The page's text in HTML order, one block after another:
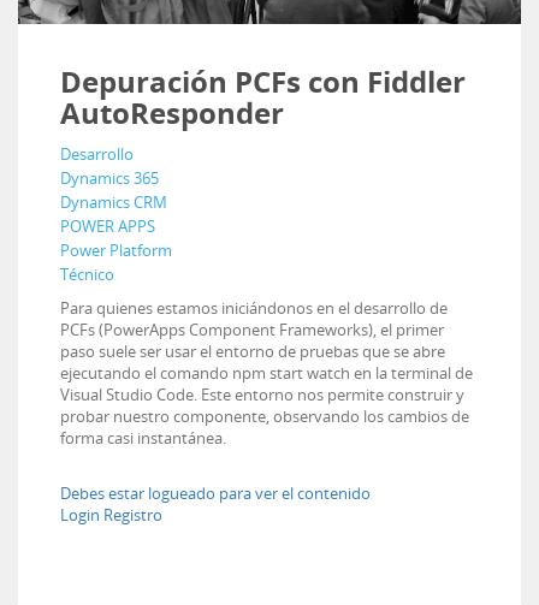
Depuración PCFs con Fiddler
AutoResponder
Desarrollo
Dynamics 365
Dynamics CRM
POWER APPS
Power Platform
Técnico
Para quienes estamos iniciándonos en el desarrollo de
PCFs (PowerApps Component Frameworks), el primer
paso suele ser usar el entorno de pruebas que se abre
ejecutando el comando npm start watch en la terminal de
Visual Studio Code. Este entorno nos permite construir y
probar nuestro componente, observando los cambios de
forma casi instantánea.
Debes estar logueado para ver el contenido
Login Registro